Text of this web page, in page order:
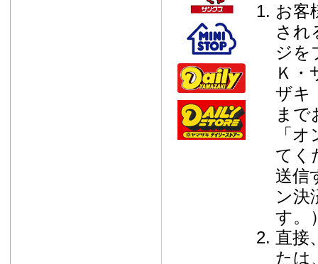
お客
され
ジを
Ｋ・
ザキ
まで
「
てく
送信
ン決
す。
直接
たは